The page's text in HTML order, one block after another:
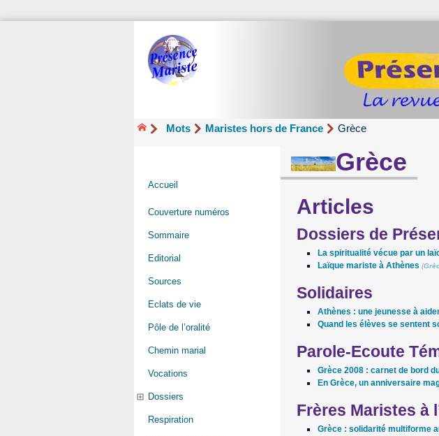
Mots Maristes hors de France Grèce
Grèce
Articles
Dossiers de
La spiritualité vécue par un
Laïque mariste à Athènes (
Solidaires
Athènes : une jeunesse à
Quand les élèves se sentent
Parole-Ecoute
Grèce 2008 : carnet de bord
En Grèce, un anniversaire
Frères Maristes à
Grèce : solidarité multiforme
Accueil
Couverture numéros
Sommaire
Editorial
Sources
Eclats de vie
Pôle de l’oralité
Chemin marial
Vocations
Dossiers
Respiration